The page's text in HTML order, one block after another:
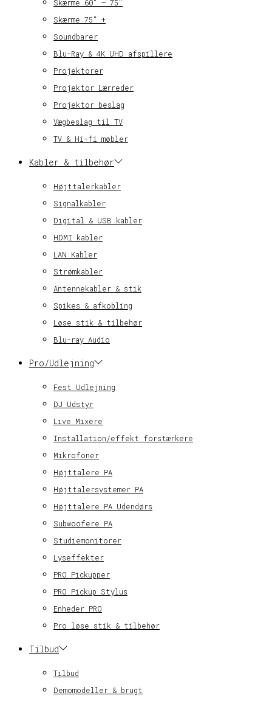
Skærme 60″ – 75″
Skærme 75″ +
Soundbarer
Blu-Ray & 4K UHD afspillere
Projektorer
Projektor Lærreder
Projektor beslag
Vægbeslag til TV
TV & Hi-fi møbler
Kabler & tilbehør
Højttalerkabler
Signalkabler
Digital & USB kabler
HDMI kabler
LAN Kabler
Strømkabler
Antennekabler & stik
Spikes & afkobling
Løse stik & tilbehør
Blu-ray Audio
Pro/Udlejning
Fest Udlejning
DJ Udstyr
Live Mixere
Installation/effekt forstærkere
Mikrofoner
Højttalere PA
Højttalersystemer PA
Højttalere PA Udendørs
Subwoofere PA
Studiemonitorer
Lyseffekter
PRO Pickupper
PRO Pickup Stylus
Enheder PRO
Pro løse stik & tilbehør
Tilbud
Tilbud
Demomodeller & brugt